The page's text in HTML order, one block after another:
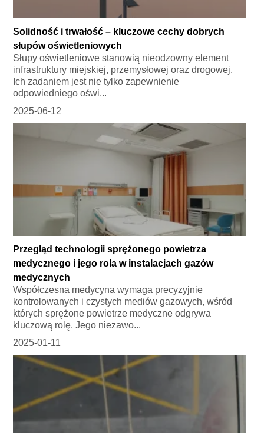
Solidność i trwałość – kluczowe cechy dobrych
słupów oświetleniowych
Słupy oświetleniowe stanowią nieodzowny element
infrastruktury miejskiej, przemysłowej oraz drogowej.
Ich zadaniem jest nie tylko zapewnienie
odpowiedniego oświ...
2025-06-12
Przegląd technologii sprężonego powietrza
medycznego i jego rola w instalacjach gazów
medycznych
Współczesna medycyna wymaga precyzyjnie
kontrolowanych i czystych mediów gazowych, wśród
których sprężone powietrze medyczne odgrywa
kluczową rolę. Jego niezawo...
2025-01-11